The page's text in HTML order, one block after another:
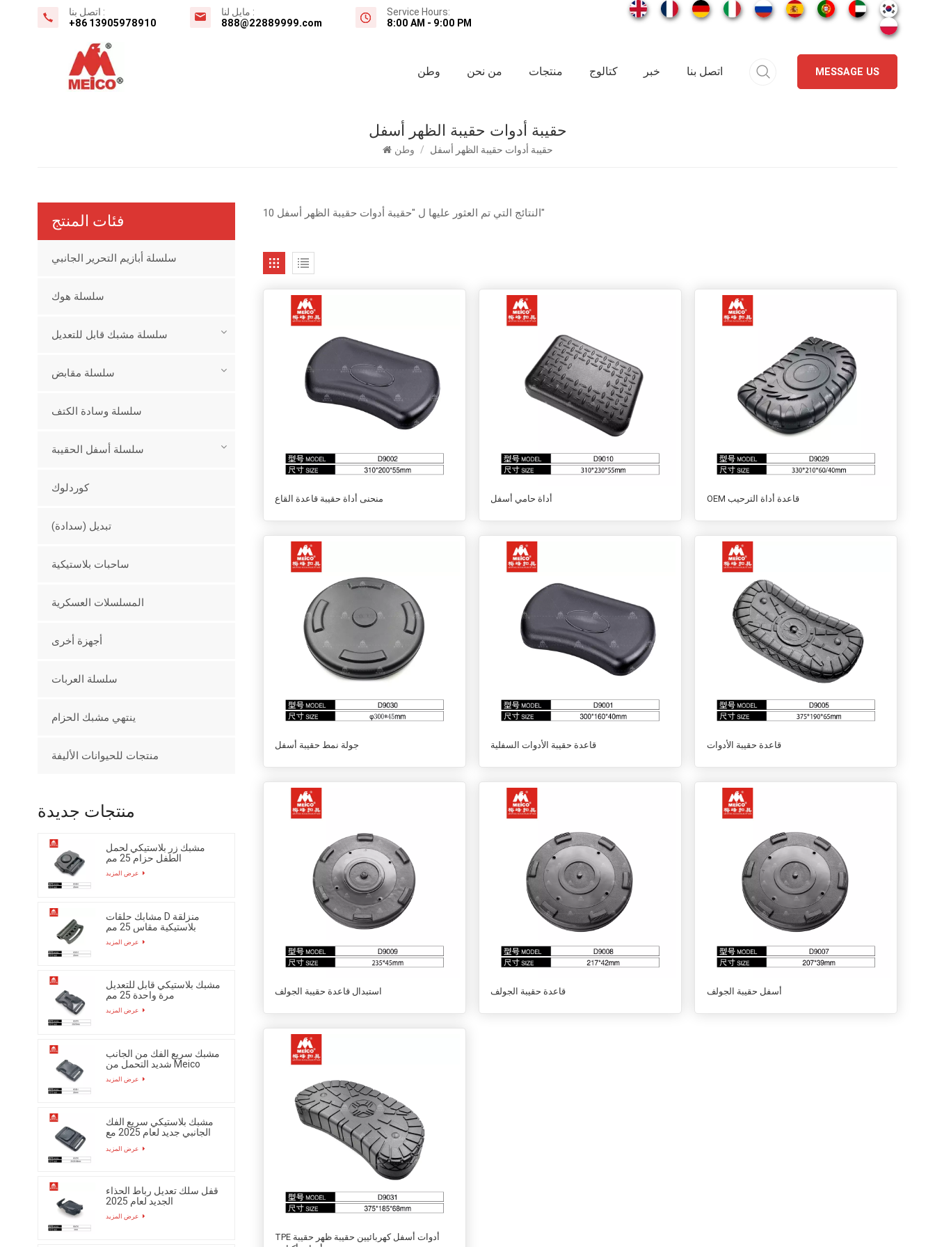
اتصل بنا :
+86 13905978910
مايل لنا :
888@22889999.com
Service Hours:
8:00 AM - 9:00 PM
وطن من نحن منتجات كتالوج خبر اتصل بنا MESSAGE US
حقيبة أدوات حقيبة الظهر أسفل
/ حقيبة أدوات حقيبة الظهر أسفل
10 النتائج التي تم العثور عليها ل "حقيبة أدوات حقيبة الظهر أسفل"
منحنى أداة حقيبة قاعدة القاع أداة حامي أسفل OEM قاعدة أداة الترحيب
جولة نمط حقيبة أسفل قاعدة حقيبة الأدوات السفلية قاعدة حقيبة الأدوات
استبدال قاعدة حقيبة الجولف قاعدة حقيبة الجولف أسفل حقيبة الجولف
TPE أدوات أسفل كهربائيين حقيبة ظهر حقيبة
فئات المنتج
سلسلة أبازيم التحرير الجانبي
سلسلة هوك
سلسلة مشبك قابل للتعديل
سلسلة مقابض
سلسلة وسادة الكتف
سلسلة أسفل الحقيبة
كوردلوك
تبديل (سدادة)
ساحبات بلاستيكية
المسلسلات العسكرية
أجهزة أخرى
سلسلة العربات
ينتهي مشبك الحزام
منتجات للحيوانات الأليفة
منتجات جديدة
مشبك زر بلاستيكي لحمل
الطفل حزام 25 مم
مشابك حلقات D منزلقة
بلاستيكية مقاس 25 مم
مشبك بلاستيكي قابل للتعديل
مرة واحدة 25 مم
مشبك سريع الفك من الجانب
شديد التحمل من Meico
مشبك بلاستيكي سريع الفك
الجانبي جديد لعام 2025 مع
قفل سلك تعديل رباط الحذاء
الجديد لعام 2025